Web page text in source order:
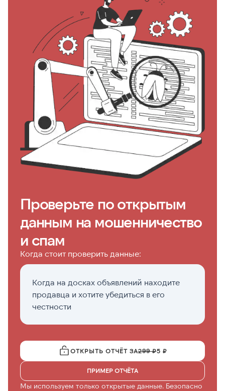
Проверьте по открытым
данным на мошенничество
и спам
Когда стоит проверить данные:
Когда на досках объявлений находите
продавца и хотите убедиться в его
честности
ОТКРЫТЬ ОТЧЁТ ЗА299 ₽5 ₽
ПРИМЕР ОТЧЁТА
Мы используем только открытые данные. Безопасно